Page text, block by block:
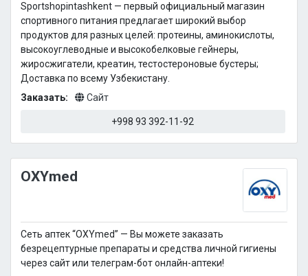
Sportshopintashkent — первый официальный магазин
спортивного питания предлагает широкий выбор
продуктов для разных целей: протеины, аминокислоты,
высокоуглеводные и высокобелковые гейнеры,
жиросжигатели, креатин, тестостероновые бустеры;
Доставка по всему Узбекистану.
Заказать:
Сайт
+998 93 392-11-92
OXYmed
Сеть аптек “OXYmed” — Вы можете заказать
безрецептурные препараты и средства личной гигиены
через сайт или телеграм-бот онлайн-аптеки!